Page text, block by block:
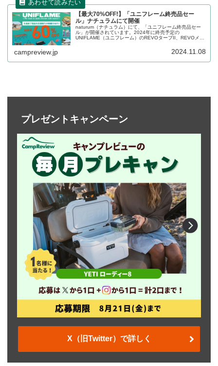
【最大70%OFF!】「ユニフレーム終売品セー
ル」ナチュラムにて開催
naturum（ナチュラム）にて、「ユニフレーム終売品セー
ル」が開催されています。2024年に終売予定の
UNIFLAME（ユニフレーム）のREVOタープII、REVOメッ
IITC、ソロ鉄250などが大幅割引されています。詳細をレビ
campreview.jp 2024.11.08
プレゼントキャンペーン
X（旧Twitter）で詳しく